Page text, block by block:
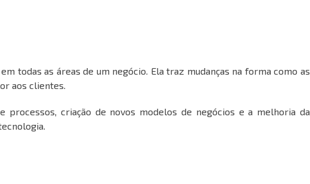
todas as áreas de um negócio. Ela traz mudanças na forma como as
aos clientes.
processos, criação de novos modelos de negócios e a melhoria da